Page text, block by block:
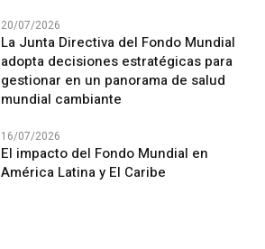
20/07/2026
La Junta Directiva del Fondo Mundial
adopta decisiones estratégicas para
gestionar en un panorama de salud
mundial cambiante
16/07/2026
El impacto del Fondo Mundial en
América Latina y El Caribe